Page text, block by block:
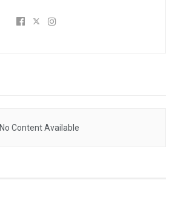
No Content Available